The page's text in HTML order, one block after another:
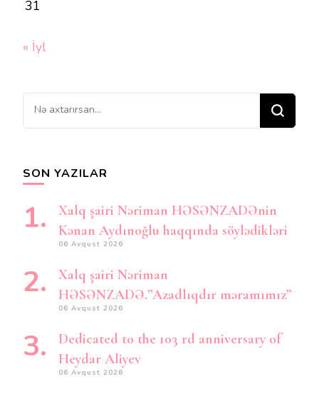
31
« İyl
Bir
şey
SON YAZILAR
Xalq şairi Nəriman HƏSƏNZADƏnin
Kənan Aydınoğlu haqqında söylədikləri
06 Avqust 2026
Xalq şairi Nəriman
HƏSƏNZADƏ.”Azadlıqdır məramımız”
06 Avqust 2026
Dedicated to the 103 rd anniversary of
Heydar Aliyev
06 Avqust 2026